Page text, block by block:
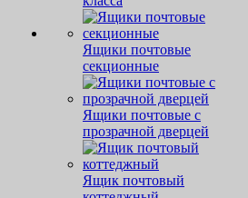
Ящики почтовые
секционные
Ящики почтовые с
прозрачной дверцей
Ящик почтовый